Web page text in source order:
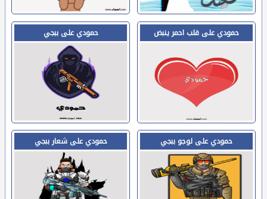
حمودي على قلب احمر ينبض حمودي على ببجي
حمودي على لوجو ببجي حمودي على شعار ببجي